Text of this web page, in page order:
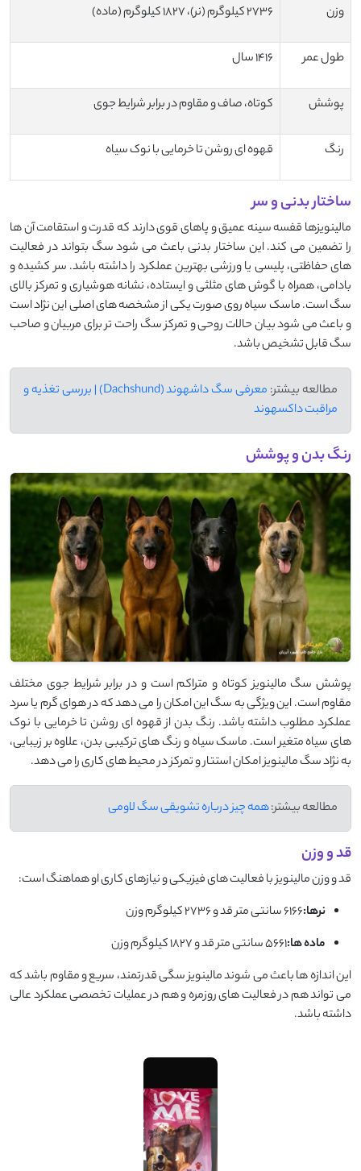
وزن 2736 کیلوگرم (نر)، 1827 کیلوگرم (ماده)
طول عمر 1416 سال
پوشش کوتاه، صاف و مقاوم در برابر شرایط جوی
رنگ قهوه ای روشن تا خرمایی با نوک سیاه
ساختار بدنی و سر
مالینویزها قفسه سینه عمیق و پاهای قوی دارند که قدرت و استقامت آن ها
را تضمین می‌ کند. این ساختار بدنی باعث می شود سگ بتواند در فعالیت
های حفاظتی، پلیسی یا ورزشی بهترین عملکرد را داشته باشد. سر کشیده و
بادامی، همراه با گوش های مثلثی و ایستاده، نشانه هوشیاری و تمرکز بالای
سگ است. ماسک سیاه روی صورت یکی از مشخصه های اصلی این نژاد است
و باعث می شود بیان حالات روحی و تمرکز سگ راحت تر برای مربیان و صاحب
سگ قابل تشخیص باشد.
مطالعه بیشتر:
معرفی سگ داشهوند (Dachshund) | بررسی تغذیه و
مراقبت داکسهوند
رنگ بدن و پوشش
پوشش سگ مالینویز کوتاه و متراکم است و در برابر شرایط جوی مختلف
مقاوم است. این ویژگی به سگ این امکان را می دهد که در هوای گرم یا سرد
عملکرد مطلوب داشته باشد. رنگ بدن از قهوه ای روشن تا خرمایی با نوک
های سیاه متغیر است. ماسک سیاه و رنگ های ترکیبی بدن، علاوه بر زیبایی،
به نژاد سگ مالینویز امکان استتار و تمرکز در محیط های کاری را می دهد.
مطالعه بیشتر:همه چیز درباره تشویقی سگ لاومی
قد و وزن
قد و وزن مالینویز با فعالیت های فیزیکی و نیازهای کاری او هماهنگ است:
نرها:6166 سانتی متر قد و 2736 کیلوگرم وزن
ماده ها:5661 سانتی متر قد و 1827 کیلوگرم وزن
این اندازه ها باعث می شوند مالینویز سگی قدرتمند، سریع و مقاوم باشد که
می تواند هم در فعالیت های روزمره و هم در عملیات تخصصی عملکرد عالی
داشته باشد.